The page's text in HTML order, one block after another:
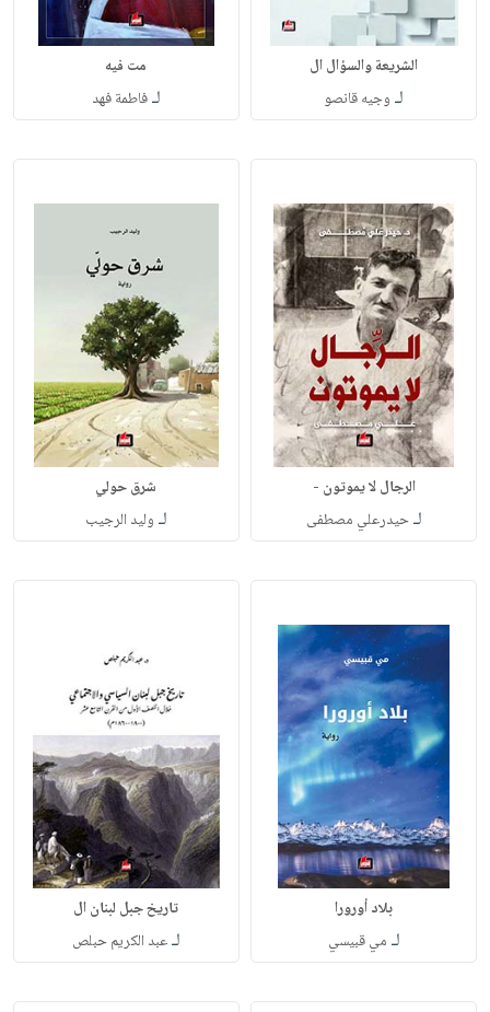
الشريعة والسؤال ال
لـ وجيه قانصو
مت فيه
لـفاطمة فهد
الرجال لا يموتون -
لـحيدرعلي مصطفى
شرق حولي
لـ وليد الرجيب
بلاد أورورا
لـ مي قبيسي
تاريخ جبل لبنان ال
لـعبد الكريم حبلص